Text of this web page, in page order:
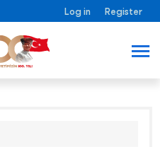
Log in Register